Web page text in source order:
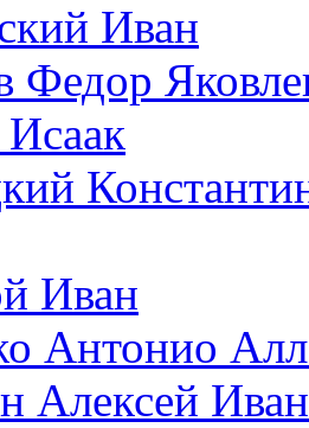
Иван
Федор
Иван
Антонио
Алексей